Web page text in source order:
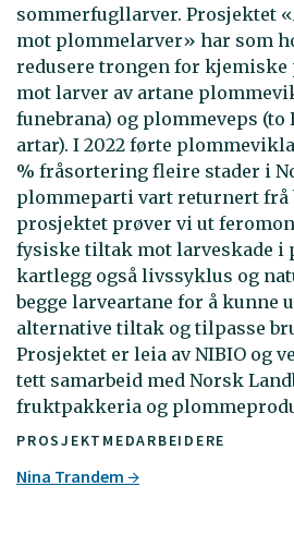
PROSJEKTMEDARBEIDERE
Nina Trandem
sommerfugllarver. Prosjektet
mot plommelarver» har som
redusere trongen for
mot larver av artane
funebrana) og plommeveps (to
artar). I 2022 førte
% fråsortering fleire stader i
plommeparti vart returnert frå
prosjektet prøver vi ut
fysiske tiltak mot larveskade i
kartlegg også livssyklus og
begge larveartane for å kunne
alternative tiltak og tilpasse
Prosjektet er leia av NIBIO og
tett samarbeid med Norsk
fruktpakkeria og